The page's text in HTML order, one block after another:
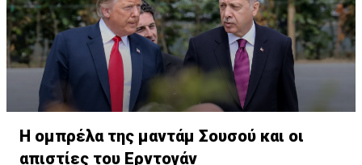
εξήγησε.
Η ομπρέλα της μαντάμ Σουσού και οι
απιστίες του Ερντογάν